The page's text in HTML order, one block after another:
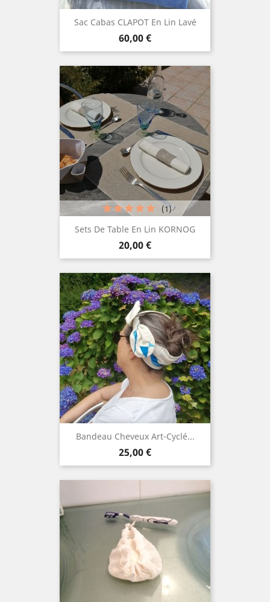
Sac Cabas CLAPOT En Lin Lavé
Prix
60,00 €
Sets De Table En Lin KORNOG
Prix
20,00 €
(1)
Bandeau Cheveux Art-Cyclé...
Prix
25,00 €